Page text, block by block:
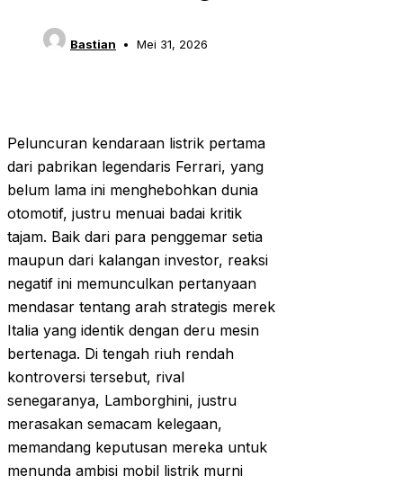
Bastian Mei 31, 2026
Peluncuran kendaraan listrik pertama
dari pabrikan legendaris Ferrari, yang
belum lama ini menghebohkan dunia
otomotif, justru menuai badai kritik
tajam. Baik dari para penggemar setia
maupun dari kalangan investor, reaksi
negatif ini memunculkan pertanyaan
mendasar tentang arah strategis merek
Italia yang identik dengan deru mesin
bertenaga. Di tengah riuh rendah
kontroversi tersebut, rival
senegaranya, Lamborghini, justru
merasakan semacam kelegaan,
memandang keputusan mereka untuk
menunda ambisi mobil listrik murni